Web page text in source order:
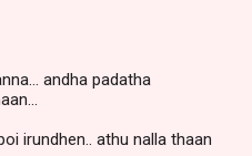
andha padatha
irundhen.. athu nalla thaan